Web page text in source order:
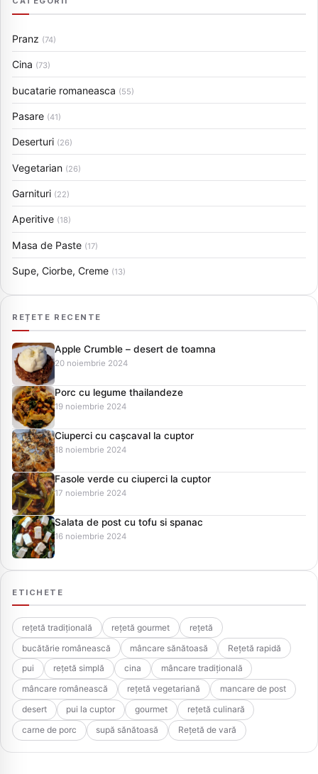
Pranz (74)
Cina (73)
bucatarie romaneasca (55)
Pasare (41)
Deserturi (26)
Vegetarian (26)
Garnituri (22)
Aperitive (18)
Masa de Paste (17)
Supe, Ciorbe, Creme (13)
REȚETE RECENTE
Apple Crumble – desert de toamna
20 noiembrie 2024
Porc cu legume thailandeze
19 noiembrie 2024
Ciuperci cu cașcaval la cuptor
18 noiembrie 2024
Fasole verde cu ciuperci la cuptor
17 noiembrie 2024
Salata de post cu tofu si spanac
16 noiembrie 2024
ETICHETE
rețetă tradițională rețetă gourmet
rețetă
bucătărie românească
mâncare sănătoasă
Rețetă rapidă
pui
rețetă simplă cina
mâncare tradițională
mâncare românească
rețetă vegetariană
mancare de post
desert
pui la cuptor gourmet
rețetă culinară
carne de porc
supă sănătoasă Rețetă de vară